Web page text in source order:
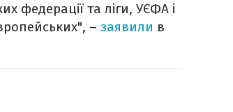
федерації та ліги, УЄФА і
– заявили в